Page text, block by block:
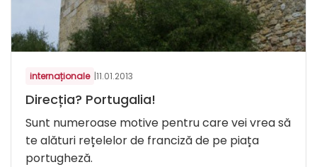
internaționale |11.01.2013
Direcția? Portugalia!
Sunt numeroase motive pentru care vei vrea să
te alături rețelelor de franciză de pe piața
portugheză.